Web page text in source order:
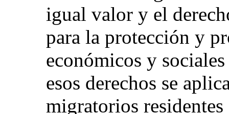
igual valor y el
para la protección y
económicos y
esos derechos se
migratorios